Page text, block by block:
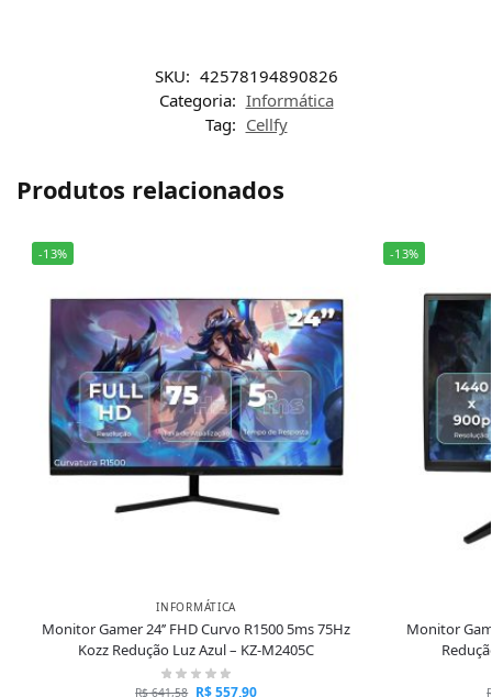
SKU: 42578194890826
Categoria: Informática
Tag: Cellfy
Produtos relacionados
-13%
INFORMÁTICA
Monitor Gamer 24’’ FHD Curvo R1500 5ms 75Hz
Kozz Redução Luz Azul – KZ-M2405C
R$641,58 R$557,90
-13%
Monitor